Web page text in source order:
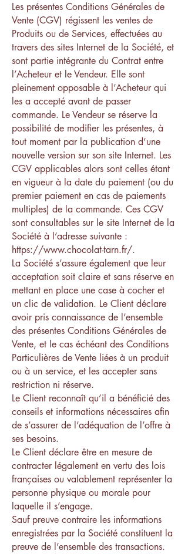
Les présentes Conditions Générales de
Vente (CGV) régissent les ventes de
Produits ou de Services, effectuées au
travers des sites Internet de la Société, et
sont partie intégrante du Contrat entre
l’Acheteur et le Vendeur. Elle sont
pleinement opposable à l’Acheteur qui
les a accepté avant de passer
commande. Le Vendeur se réserve la
possibilité de modifier les présentes, à
tout moment par la publication d’une
nouvelle version sur son site Internet. Les
CGV applicables alors sont celles étant
en vigueur à la date du paiement (ou du
premier paiement en cas de paiements
multiples) de la commande. Ces CGV
sont consultables sur le site Internet de la
Société à l’adresse suivante :
https://www.chocolat-tarn.fr/.
La Société s’assure également que leur
acceptation soit claire et sans réserve en
mettant en place une case à cocher et
un clic de validation. Le Client déclare
avoir pris connaissance de l’ensemble
des présentes Conditions Générales de
Vente, et le cas échéant des Conditions
Particulières de Vente liées à un produit
ou à un service, et les accepter sans
restriction ni réserve.
Le Client reconnaît qu’il a bénéficié des
conseils et informations nécessaires afin
de s’assurer de l’adéquation de l’offre à
ses besoins.
Le Client déclare être en mesure de
contracter légalement en vertu des lois
françaises ou valablement représenter la
personne physique ou morale pour
laquelle il s’engage.
Sauf preuve contraire les informations
enregistrées par la Société constituent la
preuve de l’ensemble des transactions.